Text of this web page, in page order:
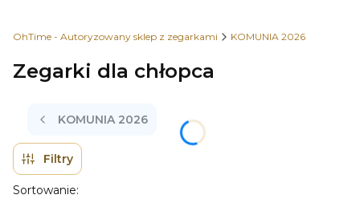
OhTime - Autoryzowany sklep z zegarkami KOMUNIA 2026
Zegarki dla chłopca
KOMUNIA 2026
Filtry
Lista produktów
Sortowanie: